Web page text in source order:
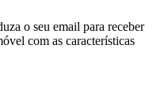
o seu email para receber
com as características